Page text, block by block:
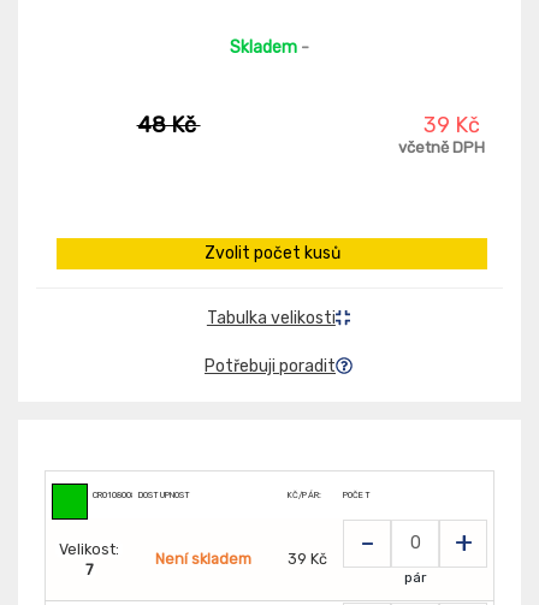
Skladem -
48 Kč 39 Kč
včetně DPH
Zvolit počet kusů
Tabulka velikosti
Potřebuji poradit
CR0108008587DOSTUPNOST KČ/PÁR: POČET
Velikost:
7
Není skladem 39 Kč - +
pár